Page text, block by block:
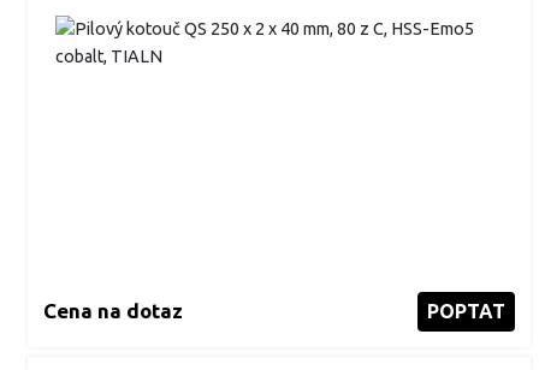
Cena na dotaz POPTAT